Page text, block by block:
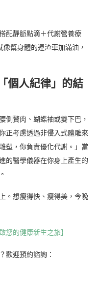
配靜脈點滴＋代謝營養療
幫身體的運渣車加滿油，
個人紀律」的結
側贅肉、蝴蝶袖或雙下巴，
正考慮透過非侵入式體雕來
塑，你負責優化代謝。」當
的醫學儀器在你身上產生的
。想瘦得快、瘦得美，今晚
您的健康新生之旅】
歡迎預約諮詢：